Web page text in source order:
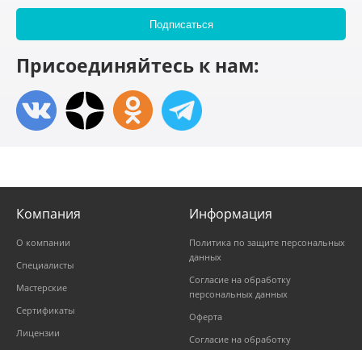
Присоединяйтесь к нам:
Компания
О компании
Специалисты
Мастерские
Сертификаты
Лицензии
Информация
Политика по защите персональных
данных
Согласие на обработку
персональных данных
Оферта
Согласие на обработку